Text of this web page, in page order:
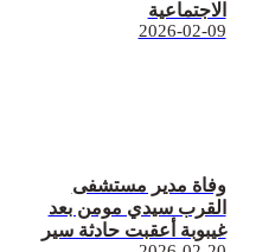
الاجتماعية
2026-02-09
وفاة مدير مستشفى
القرب سيدي مومن بعد
غيبوبة أعقبت حادثة سير